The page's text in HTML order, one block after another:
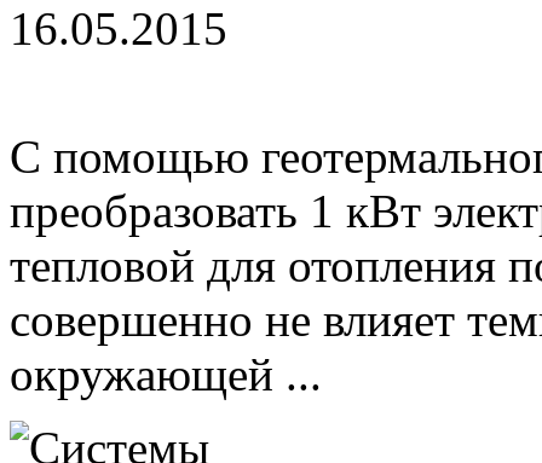
16.05.2015
С помощью
преобразовать 1 кВт
тепловой для отопления
совершенно не влияет
окружающей ...